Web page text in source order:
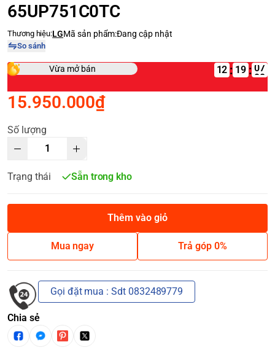
65UP751C0TC
Thương hiệu:LGMã sản phẩm:Đang cập nhật
So sánh
Vừa mở bán 12 : :
15.950.000₫
Số lượng
Trạng thái Sẵn trong kho
Thêm vào giỏ
Mua ngay Trả góp 0%
Gọi đặt mua : Sdt 0832489779
Chia sẻ